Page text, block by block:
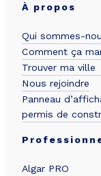
À propos
Qui sommes-
Comment ça
Trouver ma ville
Nous rejoindre
Panneau
permis de
Algar PRO